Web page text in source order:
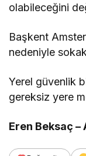
olabileceğini
Başkent
nedeniyle
Yerel güvenlik
gereksiz yere
Eren Beksaç –